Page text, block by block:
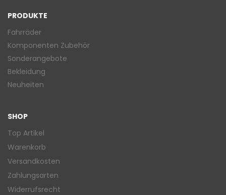
PRODUKTE
Fahrräder
Komponenten Zubehör
Sonderangebote
Bekleidung
Neuheiten
SHOP
Top Artikel
Warenkorb
Versandkosten
Zahlungsarten
Widerrufsrecht